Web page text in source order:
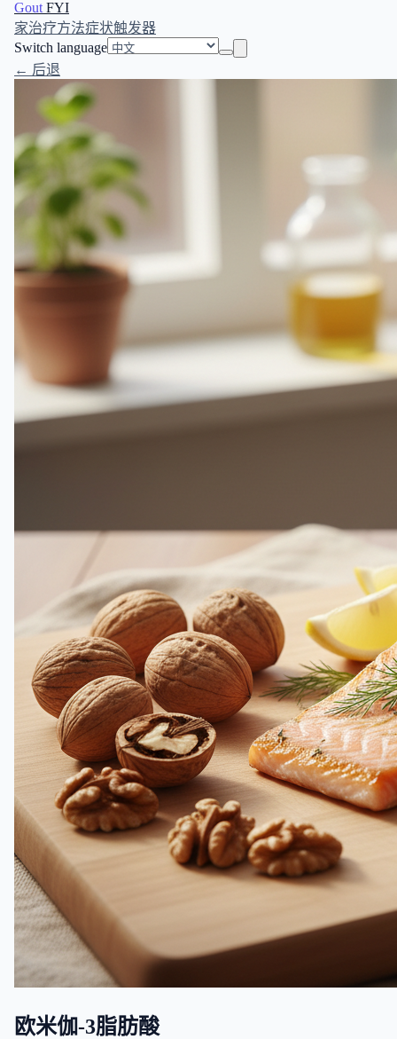
Gout FYI
家治疗方法症状触发器
Switch language
← 后退
欧米伽-3脂肪酸